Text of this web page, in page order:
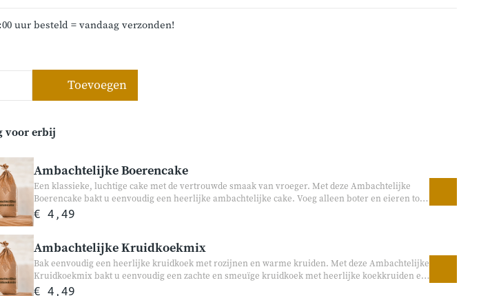
uur besteld = vandaag verzonden!
Toevoegen
voor erbij
Ambachtelijke Boerencake
Een klassieke, luchtige cake met de vertrouwde smaak van vroeger. Met deze Ambachtelijke
Boerencake bakt u eenvoudig een heerlijke ambachtelijke cake. Voeg alleen boter en eieren toe
en geniet van een zachte, luchtige cake die perfect past bij koffie, visite of een gezellige middag
thuis.
€ 4,49
Ambachtelijke Kruidkoekmix
Bak eenvoudig een heerlijke kruidkoek met rozijnen en warme kruiden. Met deze Ambachtelijke
Kruidkoekmix bakt u eenvoudig een zachte en smeuïge kruidkoek met heerlijke koekkruiden en
rozijnen. Perfect voor bij de koffie, als tussendoortje of gewoon voor een gezellig bakmoment
€ 4,49